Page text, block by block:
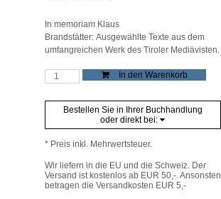
In memoriam Klaus
Brandstätter: Ausgewählte Texte aus dem
umfangreichen Werk des Tiroler Mediävisten.
Tirol
und
späte
Mittelalter
In den Warenkorb
Bestellen Sie in Ihrer Buchhandlung
oder direkt bei:
* Preis inkl. Mehrwertsteuer.
Wir liefern in die EU und die Schweiz. Der
Versand ist kostenlos ab EUR 50,-. Ansonsten
betragen die Versandkosten EUR 5,-